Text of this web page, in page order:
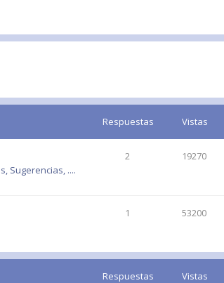
Respuestas Vistas
Sugerencias, ....
2 19270
1 53200
Respuestas Vistas